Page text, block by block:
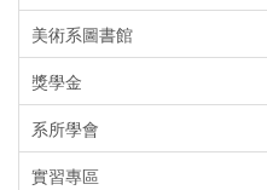
美術系圖書館
獎學金
系所學會
實習專區